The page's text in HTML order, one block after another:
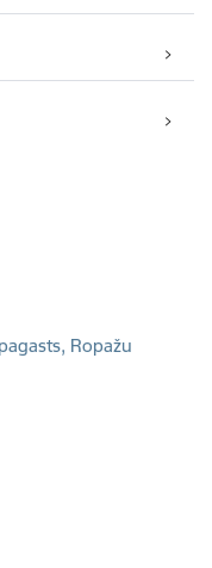
Ropažu